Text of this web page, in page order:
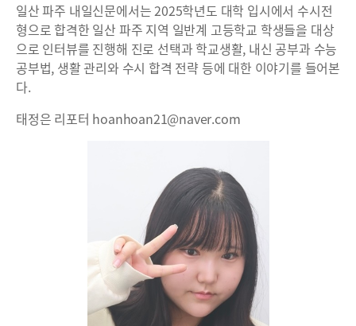
일산 파주 내일신문에서는 2025학년도 대학 입시에서 수시전
형으로 합격한 일산 파주 지역 일반계 고등학교 학생들을 대상
으로 인터뷰를 진행해 진로 선택과 학교생활, 내신 공부과 수능
공부법, 생활 관리와 수시 합격 전략 등에 대한 이야기를 들어본
다.
태정은 리포터 hoanhoan21@naver.com